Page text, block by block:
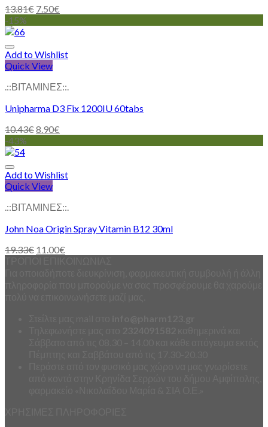
13.81€ 7.50€
-15%
Add to Wishlist
Quick View
.::ΒΙΤΑΜΙΝΕΣ::.
Unipharma D3 Fix 1200IU 60tabs
10.43€8.90€
-43%
Add to Wishlist
Quick View
.::ΒΙΤΑΜΙΝΕΣ::.
John Noa Origin Spray Vitamin B12 30ml
19.33€ 11.00€